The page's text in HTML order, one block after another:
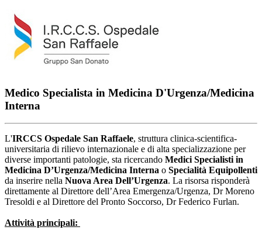
Medico Specialista in Medicina D'Urgenza/Medicina
Interna
L'IRCCS Ospedale San Raffaele, struttura clinica-scientifica-
universitaria di rilievo internazionale e di alta specializzazione per
diverse importanti patologie, sta ricercando Medici Specialisti in
Medicina D’Urgenza/Medicina Interna o Specialità Equipollenti
da inserire nella Nuova Area Dell’Urgenza. La risorsa risponderà
direttamente al Direttore dell’Area Emergenza/Urgenza, Dr Moreno
Tresoldi e al Direttore del Pronto Soccorso, Dr Federico Furlan.
Attività principali: